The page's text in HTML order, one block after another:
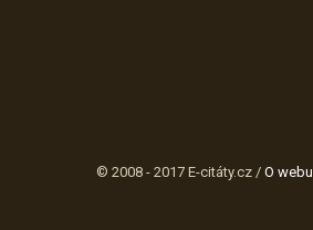
© 2008 - 2017 E-citáty.cz / O webu